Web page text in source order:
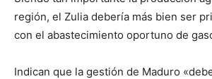
región, el Zulia debería más bien ser
con el abastecimiento oportuno de
Indican que la gestión de Maduro